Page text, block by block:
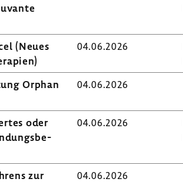
(Neues
04.06.2026
Orphan
04.06.2026
oder
04.06.2026
zur
04.06.2026